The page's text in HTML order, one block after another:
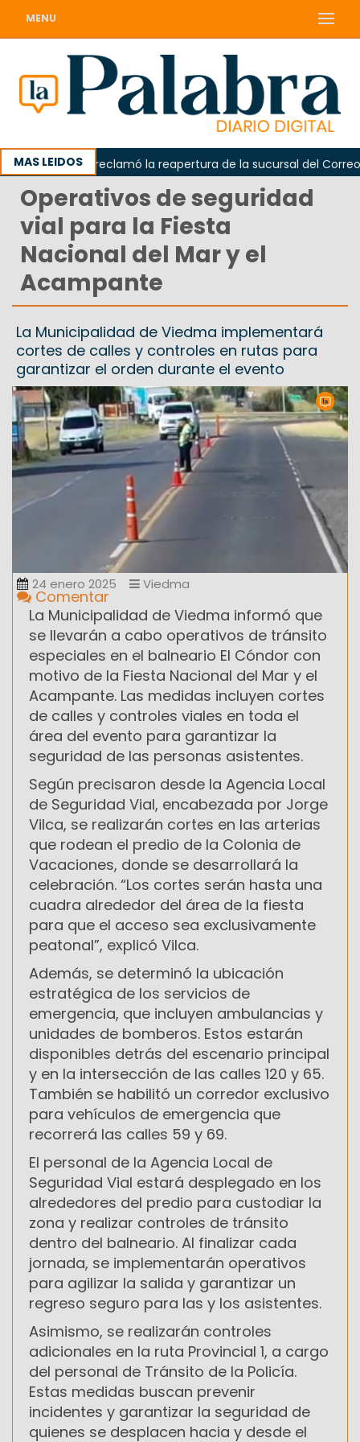
MENU
MAS LEIDOS
Odarda reclamó la reapertura de la sucursal del Correo
Operativos de seguridad
vial para la Fiesta
Nacional del Mar y el
Acampante
La Municipalidad de Viedma implementará
cortes de calles y controles en rutas para
garantizar el orden durante el evento
24 enero 2025 Viedma
Comentar
La Municipalidad de Viedma informó que
se llevarán a cabo operativos de tránsito
especiales en el balneario El Cóndor con
motivo de la Fiesta Nacional del Mar y el
Acampante. Las medidas incluyen cortes
de calles y controles viales en toda el
área del evento para garantizar la
seguridad de las personas asistentes.
Según precisaron desde la Agencia Local
de Seguridad Vial, encabezada por Jorge
Vilca, se realizarán cortes en las arterias
que rodean el predio de la Colonia de
Vacaciones, donde se desarrollará la
celebración. “Los cortes serán hasta una
cuadra alrededor del área de la fiesta
para que el acceso sea exclusivamente
peatonal”, explicó Vilca.
Además, se determinó la ubicación
estratégica de los servicios de
emergencia, que incluyen ambulancias y
unidades de bomberos. Estos estarán
disponibles detrás del escenario principal
y en la intersección de las calles 120 y 65.
También se habilitó un corredor exclusivo
para vehículos de emergencia que
recorrerá las calles 59 y 69.
El personal de la Agencia Local de
Seguridad Vial estará desplegado en los
alrededores del predio para custodiar la
zona y realizar controles de tránsito
dentro del balneario. Al finalizar cada
jornada, se implementarán operativos
para agilizar la salida y garantizar un
regreso seguro para las y los asistentes.
Asimismo, se realizarán controles
adicionales en la ruta Provincial 1, a cargo
del personal de Tránsito de la Policía.
Estas medidas buscan prevenir
incidentes y garantizar la seguridad de
quienes se desplacen hacia y desde el